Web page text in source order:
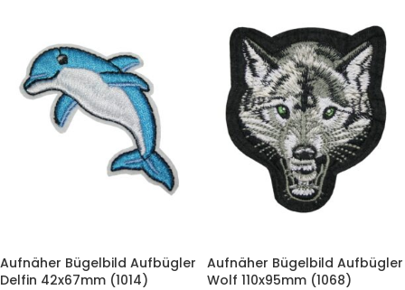
Aufnäher Bügelbild Aufbügler
Delfin 42x67mm (1014)
Aufnäher Bügelbild Aufbügler
Wolf 110x95mm (1068)